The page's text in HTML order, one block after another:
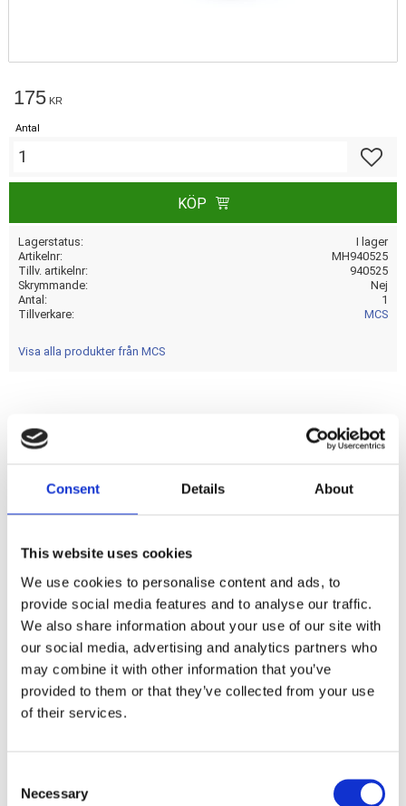
Consent Details About
This website uses cookies
We use cookies to personalise content and ads, to
provide social media features and to analyse our traffic.
We also share information about your use of our site with
our social media, advertising and analytics partners who
may combine it with other information that you’ve
provided to them or that they’ve collected from your use
of their services.
Necessary
175 KR
Antal
KÖP
Lagerstatus
I lager
Artikelnr
MH940525
Tillv. artikelnr
940525
Skrymmande
Nej
Antal
1
Tillverkare
MCS
Visa alla produkter från MCS
Front; Kommer att passa endast dubbel skivmodeller; 11/16"
borr
Dela med dig
a
e
o
o
Omdömen
Du
Bli den första att lämna ett omdöme.